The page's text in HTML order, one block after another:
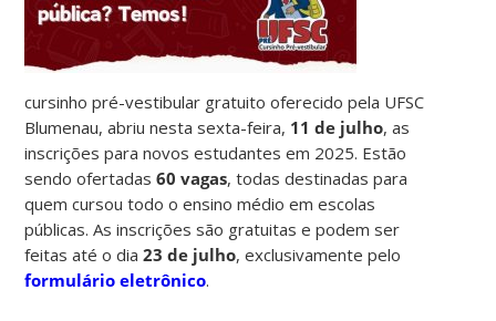
cursinho pré-vestibular gratuito oferecido pela UFSC
Blumenau, abriu nesta sexta-feira, 11 de julho, as
inscrições para novos estudantes em 2025. Estão
sendo ofertadas 60 vagas, todas destinadas para
quem cursou todo o ensino médio em escolas
públicas. As inscrições são gratuitas e podem ser
feitas até o dia23 de julho, exclusivamente pelo
formulário eletrônico.